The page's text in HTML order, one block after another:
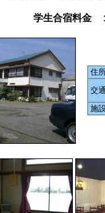
学生合宿料金
住
交
施